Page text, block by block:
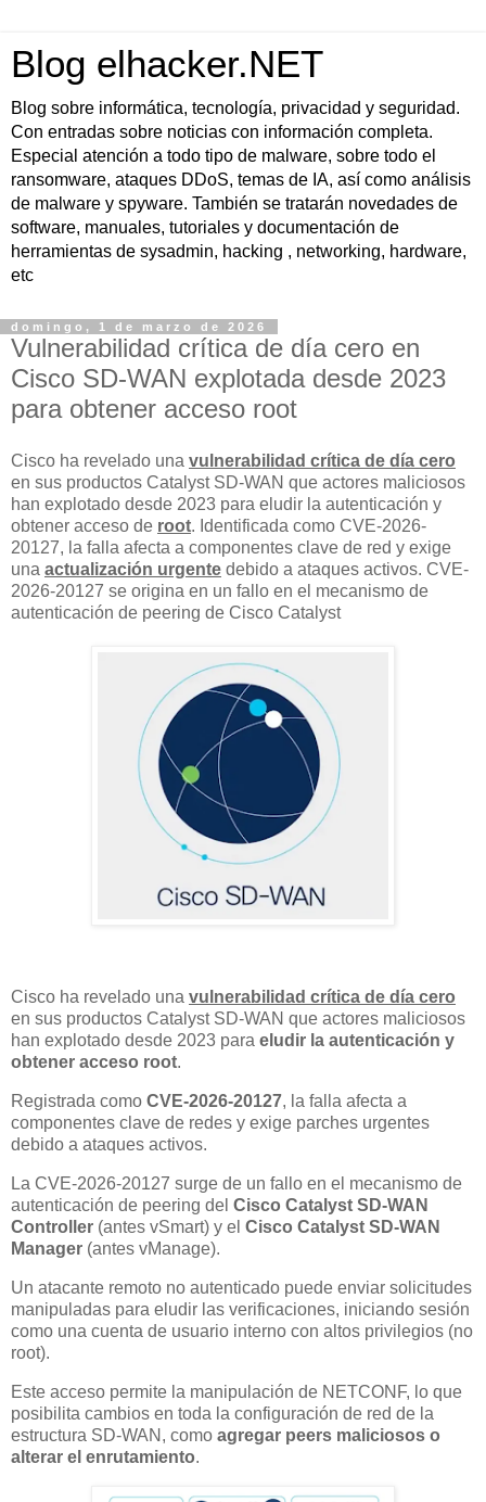
Blog elhacker.NET
Blog sobre informática, tecnología, privacidad y seguridad.
Con entradas sobre noticias con información completa.
Especial atención a todo tipo de malware, sobre todo el
ransomware, ataques DDoS, temas de IA, así como análisis
de malware y spyware. También se tratarán novedades de
software, manuales, tutoriales y documentación de
herramientas de sysadmin, hacking , networking, hardware,
etc
domingo, 1 de marzo de 2026
Vulnerabilidad crítica de día cero en
Cisco SD-WAN explotada desde 2023
para obtener acceso root
Cisco ha revelado una vulnerabilidad crítica de día cero
en sus productos Catalyst SD-WAN que actores maliciosos
han explotado desde 2023 para eludir la autenticación y
obtener acceso de root. Identificada como CVE-2026-
20127, la falla afecta a componentes clave de red y exige
una actualización urgente debido a ataques activos. CVE-
2026-20127 se origina en un fallo en el mecanismo de
autenticación de peering de Cisco Catalyst
Cisco ha revelado una vulnerabilidad crítica de día cero
en sus productos Catalyst SD-WAN que actores maliciosos
han explotado desde 2023 para eludir la autenticación y
obtener acceso root.
Registrada como CVE-2026-20127, la falla afecta a
componentes clave de redes y exige parches urgentes
debido a ataques activos.
La CVE-2026-20127 surge de un fallo en el mecanismo de
autenticación de peering del Cisco Catalyst SD-WAN
Controller (antes vSmart) y el Cisco Catalyst SD-WAN
Manager (antes vManage).
Un atacante remoto no autenticado puede enviar solicitudes
manipuladas para eludir las verificaciones, iniciando sesión
como una cuenta de usuario interno con altos privilegios (no
root).
Este acceso permite la manipulación de NETCONF, lo que
posibilita cambios en toda la configuración de red de la
estructura SD-WAN, como agregar peers maliciosos o
alterar el enrutamiento.